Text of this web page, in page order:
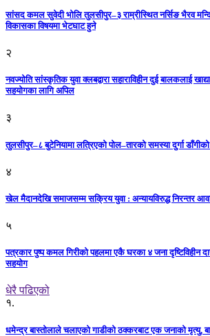
सांसद कमल सुवेदी भोलि तुलसीपुर–३ राम्रीस्थित नर्सिङ भैरव
विकासका विषयमा भेटघाट हुने
२
नवज्योति सांस्कृतिक युवा क्लबद्वारा सहाराविहीन दुई बालकलाई
सहयोगका लागि अपिल
३
तुलसीपुर–८ बुटेनियामा लत्रिएको पोल–तारको समस्या दुर्गा
४
खेल मैदानदेखि समाजसम्म सक्रिय युवा : अन्यायविरुद्ध निरन्तर
५
पत्रकार पुष्प कमल गिरीको पहलमा एकै घरका ४ जना दृष्टिविहीन
सहयोग
धेरै पढिएको
१.
धमेन्द्र बास्तोलाले चलाएको गाडीको ठक्करबाट एक जनाको मृत्यु,